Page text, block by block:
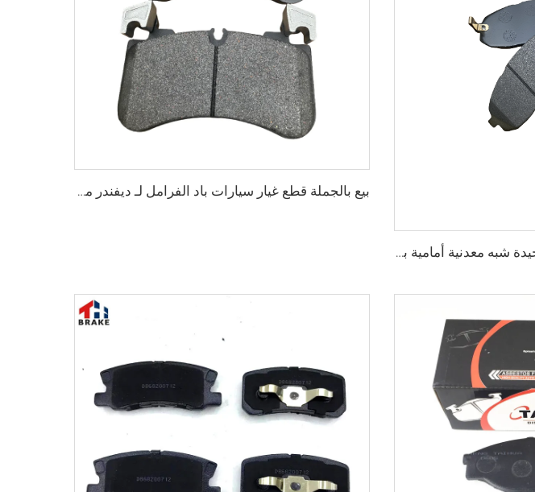
باد الفرامل لـ هيونداي وكيا جيدة شبه معدنية أمامية باد الفرامل قطع غيار السيارات إكسسوارات السيارات قطع غيار السيارات SP1148
بيع بالجملة قطع غيار سيارات باد الفرامل لـ ديفندر محطة / فان / واغون لـ ديسكفري فان لـ رينج روفر سبورت LR110084 0084